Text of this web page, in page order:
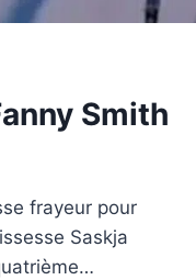
Smith
frayeur pour
Saskja